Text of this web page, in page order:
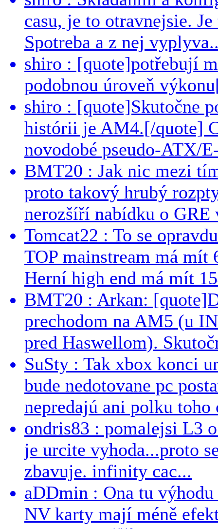
casu, je to otravnejsie.
Spotreba a z nej
shiro : [quote]potřebují
podobnou úroveň
shiro : [quote]Skutočne
histórii je AM4.[/quote]
novodobé pseudo-ATX/
BMT20 : Jak nic mezi
proto takový hrubý
nerozšíří nabídku o GRE
Tomcat22 : To se
TOP mainstream má
Herní high end má mít
BMT20 : Arkan:
prechodom na AM5 (u
pred Haswellom).
SuSty : Tak xbox konci
bude nedotovane pc
nepredajú ani polku toho
ondris83 : pomalejsi L3
je urcite vyhoda...proto
zbavuje. infinity cac...
aDDmin : Ona tu
NV karty mají méně